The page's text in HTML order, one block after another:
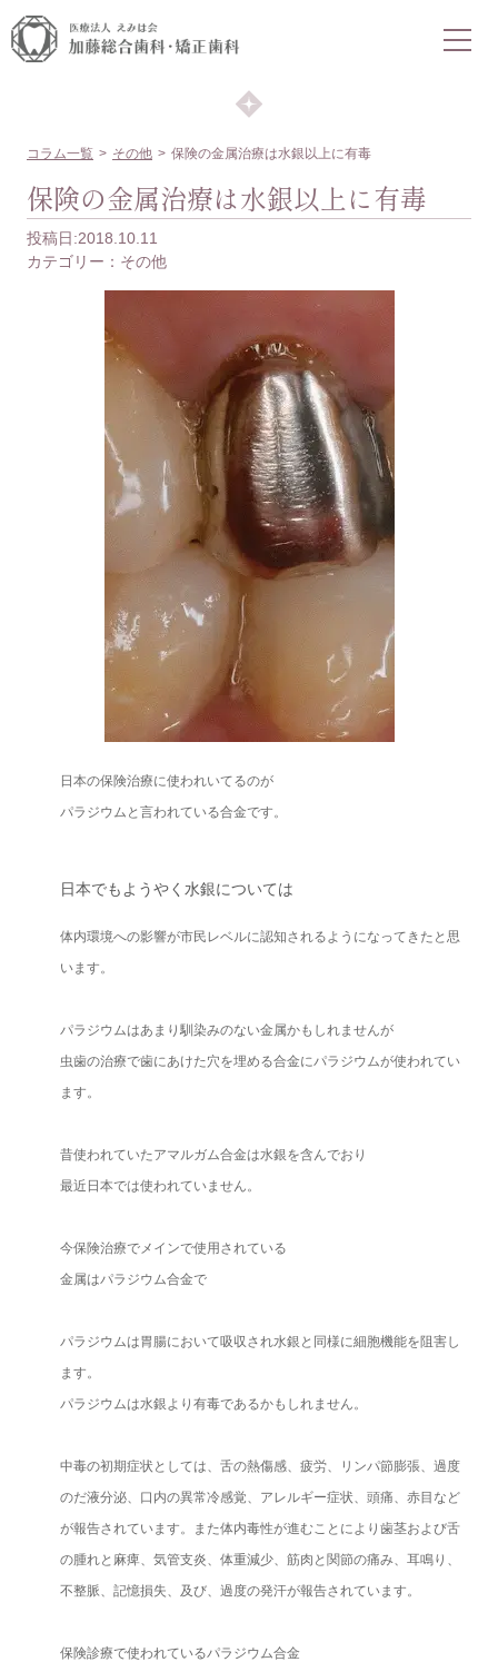
COLUMN
コラム
コラム一覧 その他 保険の金属治療は水銀以上に有毒
保険の金属治療は水銀以上に有毒
投稿日:2018.10.11
カテゴリー： その他
日本の保険治療に使われいてるのが
パラジウムと言われている合金です。
日本でもようやく水銀については
体内環境への影響が市民レベルに認知されるようになってきたと思
います。
パラジウムはあまり馴染みのない金属かもしれませんが
虫歯の治療で歯にあけた穴を埋める合金にパラジウムが使われてい
ます。
昔使われていたアマルガム合金は水銀を含んでおり
最近日本では使われていません。
今保険治療でメインで使用されている
金属はパラジウム合金で
パラジウムは胃腸において吸収され水銀と同様に細胞機能を阻害し
ます。
パラジウムは水銀より有毒であるかもしれません。
中毒の初期症状としては、舌の熱傷感、疲労、リンパ節膨張、過度
のだ液分泌、口内の異常冷感覚、アレルギー症状、頭痛、赤目など
が報告されています。また体内毒性が進むことにより歯茎および舌
の腫れと麻痺、気管支炎、体重減少、筋肉と関節の痛み、耳鳴り、
不整脈、記憶損失、及び、過度の発汗が報告されています。
保険診療で使われているパラジウム合金